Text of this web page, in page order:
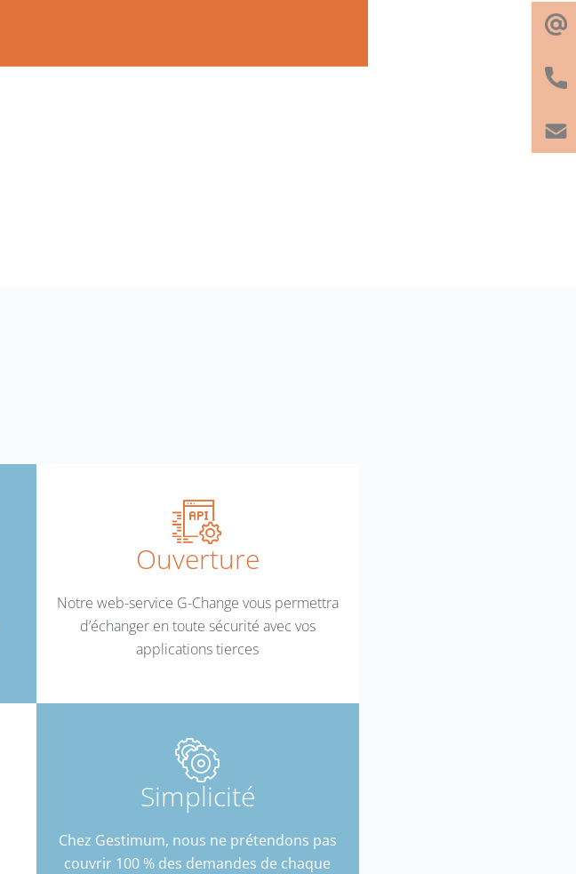
Ouverture
Notre web-service G-Change vous permettra
d’échanger en toute sécurité avec vos
applications tierces
Simplicité
Chez Gestimum, nous ne prétendons pas
couvrir 100 % des demandes de chaque